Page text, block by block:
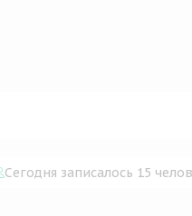
Сегодня записалось 15